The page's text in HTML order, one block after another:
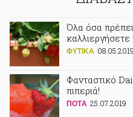
Όλα όσα
ΦΥΤΙΚA 08.05.2019
Φανταστικό
πιπεριά!
ΠΟΤA 25.07.2019